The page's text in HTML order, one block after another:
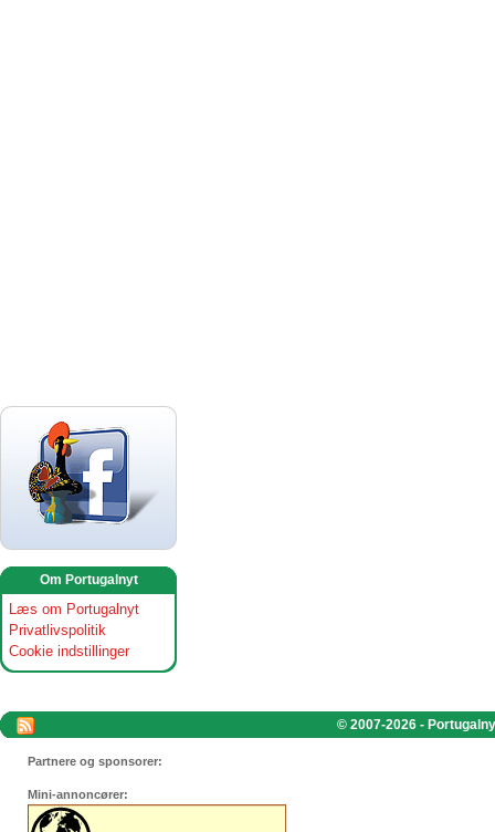
Om Portugalnyt
Læs om Portugalnyt
Privatlivspolitik
Cookie indstillinger
© 2007-2026 -
Partnere og sponsorer:
Mini-annoncører: